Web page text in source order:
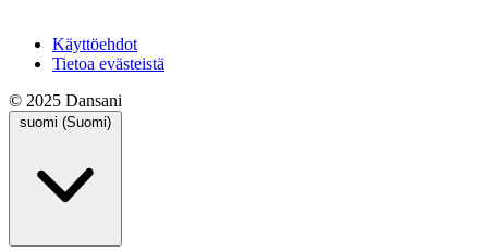
Käyttöehdot
Tietoa evästeistä
© 2025 Dansani
suomi (Suomi)